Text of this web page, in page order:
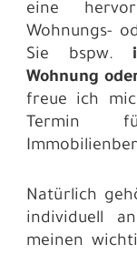
eine
Wohnungs-
Sie bspw.
Wohnung
freue ich
Termin
Natürlich
individuell
meinen